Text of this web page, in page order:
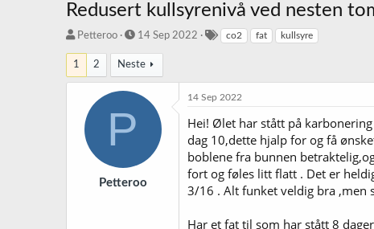
Redusert kullsyrenivå ved nesten
T
å
d
Petteroo
S
a
r
t
14 Sep 2022
k
r
d
co2 fat kullsyre
1 2 Neste
P
Petteroo
14 Sep 2022
Hei! Ølet har stått på
dag 10,dette hjalp for og få
boblene fra bunnen
fort og føles litt flatt . Det er
3/16 . Alt funket veldig bra ,men
Har et fat til som har stått 8